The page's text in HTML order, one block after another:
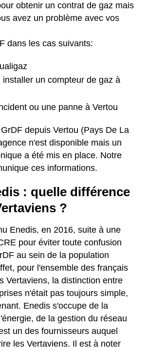
obtenir un contrat de gaz mais
avez un problème avec vos
dans les cas suivants:
installer un compteur de gaz à
ou une panne à Vertou
depuis Vertou (Pays De La
n'est disponible mais un
a été mis en place. Notre
ces informations.
: quelle différence
?
Enedis, en 2016, suite à une
pour éviter toute confusion
au sein de la population
pour l'ensemble des français
Vertaviens, la distinction entre
n'était pas toujours simple,
Enedis s'occupe de la
de la gestion du réseau
un des fournisseurs auquel
les Vertaviens. Il est à noter